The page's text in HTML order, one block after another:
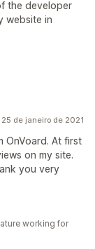
the developer
website in
25 de janeiro de 2021
OnVoard. At first
on my site.
you very
working for